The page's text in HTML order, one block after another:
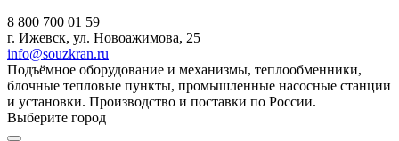
8 800 700 01 59
г. Ижевск, ул. Новоажимова, 25
info@souzkran.ru
Подъёмное оборудование и механизмы, теплообменники,
блочные тепловые пункты, промышленные насосные станции
и установки. Производство и поставки по России.
Выберите город